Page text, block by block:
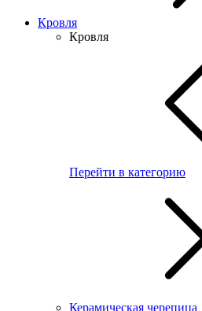
Кровля
Кровля
Перейти в категорию
Керамическая черепица